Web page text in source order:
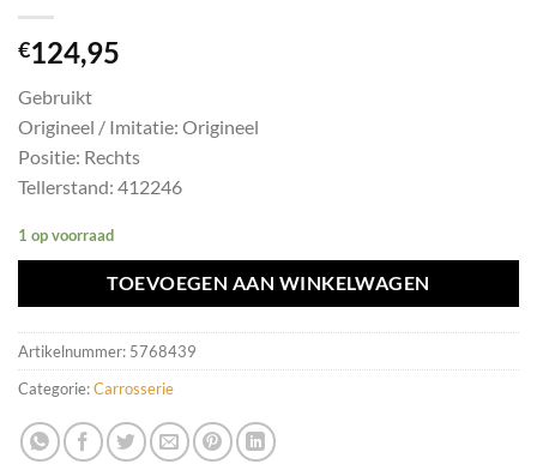
€124,95
Gebruikt
Origineel / Imitatie: Origineel
Positie: Rechts
Tellerstand: 412246
1 op voorraad
TOEVOEGEN AAN WINKELWAGEN
Artikelnummer: 5768439
Categorie:Carrosserie